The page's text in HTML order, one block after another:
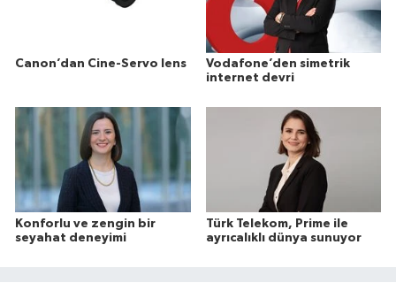
Canon’dan Cine-Servo lens
Vodafone’den simetrik
internet devri
Konforlu ve zengin bir
seyahat deneyimi
Türk Telekom, Prime ile
ayrıcalıklı dünya sunuyor